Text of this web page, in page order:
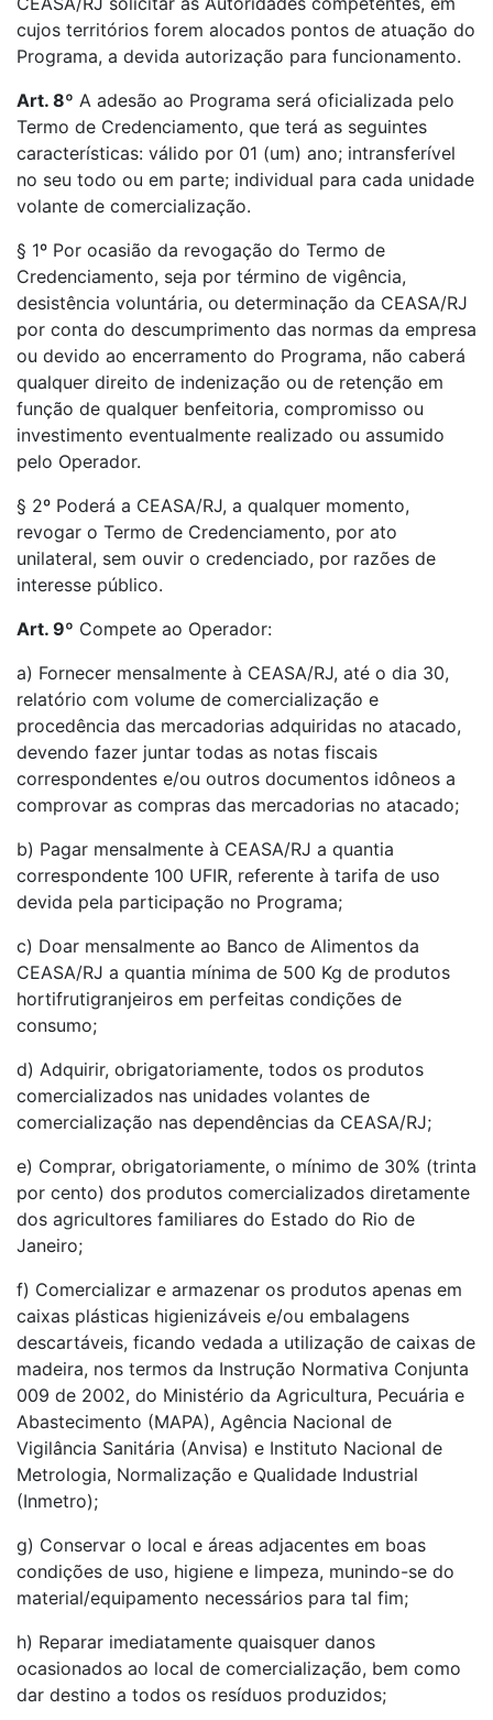
cujos territórios forem alocados pontos de atuação do
Programa, a devida autorização para funcionamento.
Art. 8º A adesão ao Programa será oficializada pelo
Termo de Credenciamento, que terá as seguintes
características: válido por 01 (um) ano; intransferível
no seu todo ou em parte; individual para cada unidade
volante de comercialização.
§ 1º Por ocasião da revogação do Termo de
Credenciamento, seja por término de vigência,
desistência voluntária, ou determinação da CEASA/RJ
por conta do descumprimento das normas da empresa
ou devido ao encerramento do Programa, não caberá
qualquer direito de indenização ou de retenção em
função de qualquer benfeitoria, compromisso ou
investimento eventualmente realizado ou assumido
pelo Operador.
§ 2º Poderá a CEASA/RJ, a qualquer momento,
revogar o Termo de Credenciamento, por ato
unilateral, sem ouvir o credenciado, por razões de
interesse público.
Art. 9º Compete ao Operador:
a) Fornecer mensalmente à CEASA/RJ, até o dia 30,
relatório com volume de comercialização e
procedência das mercadorias adquiridas no atacado,
devendo fazer juntar todas as notas fiscais
correspondentes e/ou outros documentos idôneos a
comprovar as compras das mercadorias no atacado;
b) Pagar mensalmente à CEASA/RJ a quantia
correspondente 100 UFIR, referente à tarifa de uso
devida pela participação no Programa;
c) Doar mensalmente ao Banco de Alimentos da
CEASA/RJ a quantia mínima de 500 Kg de produtos
hortifrutigranjeiros em perfeitas condições de
consumo;
d) Adquirir, obrigatoriamente, todos os produtos
comercializados nas unidades volantes de
comercialização nas dependências da CEASA/RJ;
e) Comprar, obrigatoriamente, o mínimo de 30% (trinta
por cento) dos produtos comercializados diretamente
dos agricultores familiares do Estado do Rio de
Janeiro;
f) Comercializar e armazenar os produtos apenas em
caixas plásticas higienizáveis e/ou embalagens
descartáveis, ficando vedada a utilização de caixas de
madeira, nos termos da Instrução Normativa Conjunta
009 de 2002, do Ministério da Agricultura, Pecuária e
Abastecimento (MAPA), Agência Nacional de
Vigilância Sanitária (Anvisa) e Instituto Nacional de
Metrologia, Normalização e Qualidade Industrial
(Inmetro);
g) Conservar o local e áreas adjacentes em boas
condições de uso, higiene e limpeza, munindo-se do
material/equipamento necessários para tal fim;
h) Reparar imediatamente quaisquer danos
ocasionados ao local de comercialização, bem como
dar destino a todos os resíduos produzidos;